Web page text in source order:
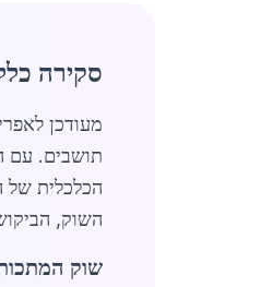
סקירה
תושבים. עם
הכלכלית של
השוק,
שוק